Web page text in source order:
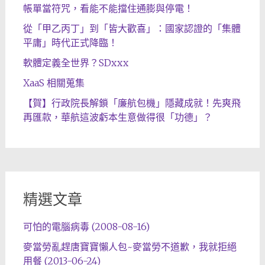
帳單當符咒，看能不能擋住通膨與停電！
從「甲乙丙丁」到「皆大歡喜」：國家認證的「集體
平庸」時代正式降臨！
軟體定義全世界？SDxxx
XaaS 相關蒐集
【賀】行政院長解鎖「廉航包機」隱藏成就！先爽飛
再匯款，華航這波虧本生意做得很「功德」？
精選文章
可怕的電腦病毒 (2008-08-16)
麥當勞亂趕唐寶寶懶人包~麥當勞不道歉，我就拒絕
用餐 (2013-06-24)